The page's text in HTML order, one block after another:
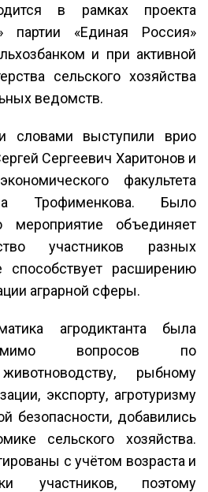
в рамках проекта
партии «Единая Россия»
и при активной
сельского хозяйства
ведомств.
словами выступили врио
Сергеевич Харитонов и
факультета
Трофименкова. Было
мероприятие объединяет
участников разных
способствует расширению
аграрной сферы.
агродиктанта была
вопросов по
рыбному
экспорту, агротуризму
безопасности, добавились
сельского хозяйства.
с учётом возраста и
участников, поэтому